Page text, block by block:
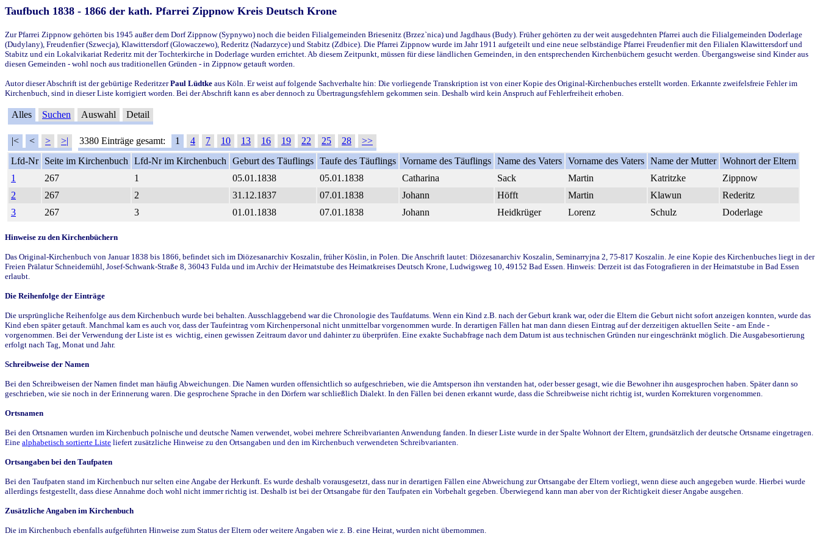
Taufbuch 1838 - 1866 der kath. Pfarrei Zippnow Kreis Deutsch Krone
Zur Pfarrei Zippnow gehörten bis 1945 außer dem Dorf Zippnow (Sypnywo) noch die beiden Filialgemeinden Briesenitz (Brzez`nica) und Jagdhaus (Budy). Früher gehörten zu der weit ausgedehnten Pfarrei auch die Filialgemeinden Doderlage
(Dudylany), Freudenfier (Szwecja), Klawittersdorf (Glowaczewo), Rederitz (Nadarzyce) und Stabitz (Zdbice). Die Pfarrei Zippnow wurde im Jahr 1911 aufgeteilt und eine neue selbständige Pfarrei Freudenfier mit den Filialen Klawittersdorf und
Stabitz und ein Lokalvikariat Rederitz mit der Tochterkirche in Doderlage wurden errichtet. Ab diesem Zeitpunkt, müssen für diese ländlichen Gemeinden, in den entsprechenden Kirchenbüchern gesucht werden. Übergangsweise sind Kinder aus
diesen Gemeinden - wohl noch aus traditionellen Gründen - in Zippnow getauft worden.
Autor dieser Abschrift ist der gebürtige RederitzerPaul Lüdtke aus Köln. Er weist auf folgende Sachverhalte hin: Die vorliegende Transkription ist von einer Kopie des Original-Kirchenbuches erstellt worden. Erkannte zweifelsfreie Fehler im
Kirchenbuch, sind in dieser Liste korrigiert worden. Bei der Abschrift kann es aber dennoch zu Übertragungsfehlern gekommen sein. Deshalb wird kein Anspruch auf Fehlerfreiheit erhoben.
Alles Suchen Auswahl Detail
|< < > >| 3380 Einträge gesamt: 1 4 7 10 13 16 19 22 25 28
>>
Lfd-Nr
Seite im Kirchenbuch Lfd-Nr im Kirchenbuch Geburt des Täuflings Taufe des Täuflings Vorname des Täuflings Name des Vaters Vorname des Vaters Name der Mutter Wohnort der Eltern
1
267 1 05.01.1838 05.01.1838 Catharina Sack Martin Katritzke
Zippnow
2
267 2 31.12.1837 07.01.1838 Johann Höfft Martin Klawun
Rederitz
3
267 3 01.01.1838 07.01.1838 Johann Heidkrüger Lorenz Schulz Doderlage
Hinweise zu den Kirchenbüchern
Das Original-Kirchenbuch von Januar 1838 bis 1866, befindet sich im Diözesanarchiv Koszalin, früher Köslin, in Polen. Die Anschrift lautet: Diözesanarchiv Koszalin, Seminarryjna 2, 75-817 Koszalin. Je eine Kopie des Kirchenbuches liegt in der
Freien Prälatur Schneidemühl, Josef-Schwank-Straße 8, 36043 Fulda und im Archiv der Heimatstube des Heimatkreises Deutsch Krone, Ludwigsweg 10, 49152 Bad Essen. Hinweis: Derzeit ist das Fotografieren in der Heimatstube in Bad Essen
erlaubt.
Die Reihenfolge der Einträge
Die ursprüngliche Reihenfolge aus dem Kirchenbuch wurde bei behalten. Ausschlaggebend war die Chronologie des Taufdatums. Wenn ein Kind z.B. nach der Geburt krank war, oder die Eltern die Geburt nicht sofort anzeigen konnten, wurde das
Kind eben später getauft. Manchmal kam es auch vor, dass der Taufeintrag vom Kirchenpersonal nicht unmittelbar vorgenommen wurde. In derartigen Fällen hat man dann diesen Eintrag auf der derzeitigen aktuellen Seite - am Ende -
vorgenommen. Bei der Verwendung der Liste ist es wichtig, einen gewissen Zeitraum davor und dahinter zu überprüfen. Eine exakte Suchabfrage nach dem Datum ist aus technischen Gründen nur eingeschränkt möglich. Die Ausgabesortierung
erfolgt nach Tag, Monat und Jahr.
Schreibweise der Namen
Bei den Schreibweisen der Namen findet man häufig Abweichungen. Die Namen wurden offensichtlich so aufgeschrieben, wie die Amtsperson ihn verstanden hat, oder besser gesagt, wie die Bewohner ihn ausgesprochen haben. Später dann so
geschrieben, wie sie noch in der Erinnerung waren. Die gesprochene Sprache in den Dörfern war schließlich Dialekt. In den Fällen bei denen erkannt wurde, dass die Schreibweise nicht richtig ist, wurden Korrekturen vorgenommen.
Ortsnamen
Bei den Ortsnamen wurden im Kirchenbuch polnische und deutsche Namen verwendet, wobei mehrere Schreibvarianten Anwendung fanden. In dieser Liste wurde in der Spalte Wohnort der Eltern, grundsätzlich der deutsche Ortsname eingetragen.
Eine alphabetisch sortierte Liste liefert zusätzliche Hinweise zu den Ortsangaben und den im Kirchenbuch verwendeten Schreibvarianten.
Ortsangaben bei den Taufpaten
Bei den Taufpaten stand im Kirchenbuch nur selten eine Angabe der Herkunft. Es wurde deshalb vorausgesetzt, dass nur in derartigen Fällen eine Abweichung zur Ortsangabe der Eltern vorliegt, wenn diese auch angegeben wurde. Hierbei wurde
allerdings festgestellt, dass diese Annahme doch wohl nicht immer richtig ist. Deshalb ist bei der Ortsangabe für den Taufpaten ein Vorbehalt gegeben. Überwiegend kann man aber von der Richtigkeit dieser Angabe ausgehen.
Zusätzliche Angaben im Kirchenbuch
Die im Kirchenbuch ebenfalls aufgeführten Hinweise zum Status der Eltern oder weitere Angaben wie z. B. eine Heirat, wurden nicht übernommen.